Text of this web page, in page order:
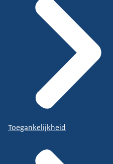
Toegankelijkheid